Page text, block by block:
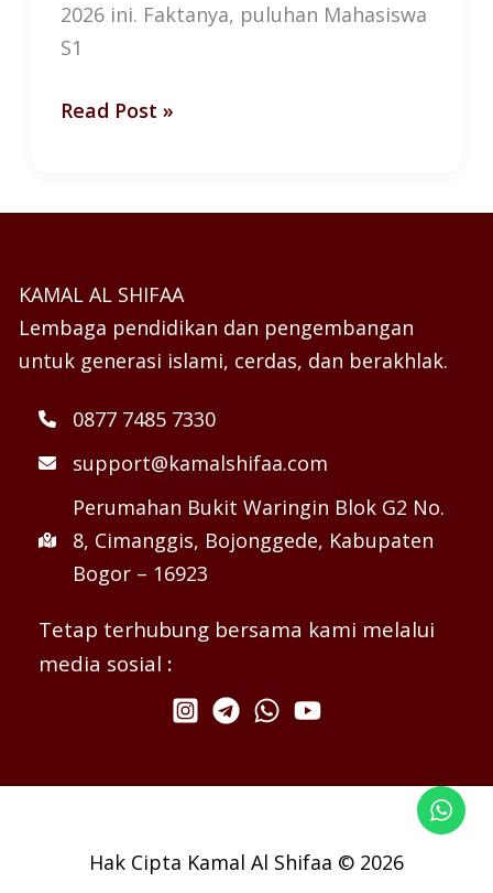
2026 ini. Faktanya, puluhan Mahasiswa
S1
Read Post »
KAMAL AL SHIFAA
Lembaga pendidikan dan pengembangan
untuk generasi islami, cerdas, dan berakhlak.
0877 7485 7330
support@kamalshifaa.com
Perumahan Bukit Waringin Blok G2 No.
8, Cimanggis, Bojonggede, Kabupaten
Bogor – 16923
Tetap terhubung bersama kami melalui
media sosial :
Hak Cipta Kamal Al Shifaa © 2026